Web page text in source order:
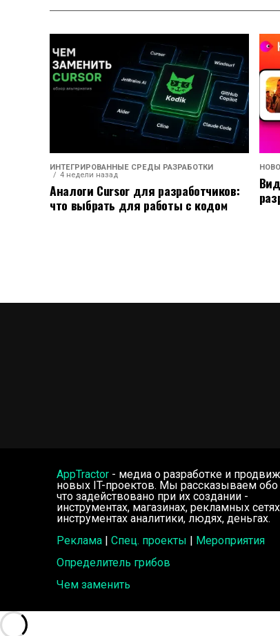
ИНТЕГРИРОВАННЫЕ СРЕДЫ РАЗРАБОТКИ
4 недели назад
Аналоги Cursor для разработчиков:
что выбрать для работы с кодом
AppTractor - медиа о разработке и
новых IT-проектов. Мы рассказываем
что задействовано при их создании -
инструментах, магазинах, рекламных
инструментах аналитики, людях, деньгах.
Реклама | Спец. проекты | Мероприятия
Определитель грибов
Чем заменить